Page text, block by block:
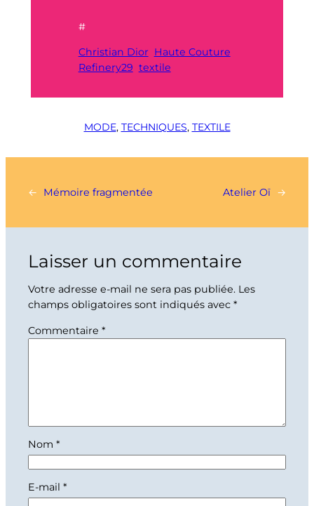
#
Christian Dior Haute Couture
Refinery29 textile
MODE, TECHNIQUES, TEXTILE
← Mémoire fragmentée Atelier Oï →
Laisser un commentaire
Votre adresse e-mail ne sera pas publiée. Les
champs obligatoires sont indiqués avec *
Commentaire *
Nom *
E-mail *